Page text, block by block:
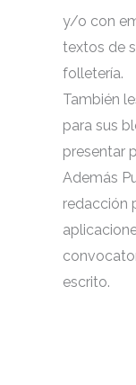
y/o con
textos de
folletería.
También
para sus
presentar
Además
redacción
escrito.